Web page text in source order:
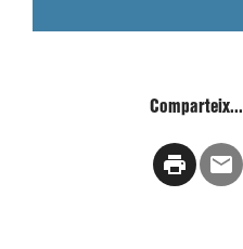
Comparteix...